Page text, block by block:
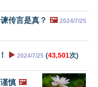
传言是真？ 🖼️ 2024/7/25
▶️ 2024/7/25 (43,501次)
慎 🖼️